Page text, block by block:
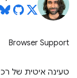
Browser Support
טעינה איטית של